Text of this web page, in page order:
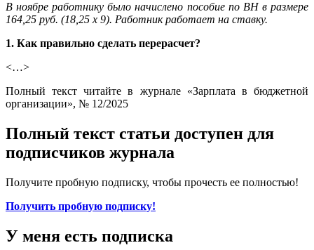
В ноябре работнику было начислено пособие по ВН в размере
164,25 руб. (18,25 х 9). Работник работает на ставку.
1. Как правильно сделать перерасчет?
<…>
Полный текст читайте в журнале «Зарплата в бюджетной
организации», № 12/2025
Полный текст статьи доступен для
подписчиков журнала
Получите пробную подписку, чтобы прочесть ее полностью!
Получить пробную подписку!
У меня есть подписка